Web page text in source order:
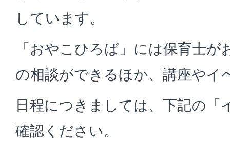
しています。
「おやこひろば」には保育士
の相談ができるほか、講座やイ
日程につきましては、下記の「
確認ください。